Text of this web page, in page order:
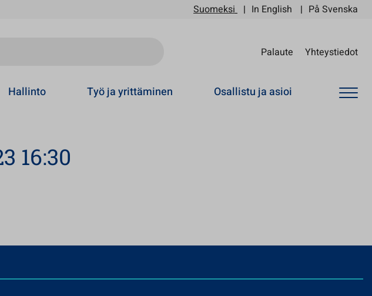
Suomeksi In English På Svenska
Palaute Yhteystiedot
Hallinto Työ ja yrittäminen Osallistu ja asioi
16:30